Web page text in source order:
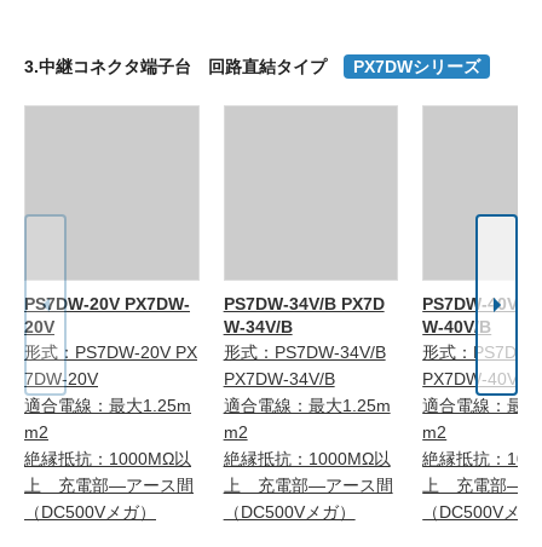
3.中継コネクタ端子台 回路直結タイプ PX7DWシリーズ
PS7DW-20V PX7DW-
20V
形式：PS7DW-20V PX
7DW-20V
適合電線：最大1.25m
m2
絶縁抵抗：1000MΩ以
上 充電部―アース間
（DC500Vメガ）
PS7DW-34V/B PX7D
W-34V/B
形式：PS7DW-34V/B
PX7DW-34V/B
適合電線：最大1.25m
m2
絶縁抵抗：1000MΩ以
上 充電部―アース間
（DC500Vメガ）
PS7DW-40V/B
W-40V/B
形式：
PX7DW-40V/B
適合電線：最
m2
絶縁抵抗：
上 充電部―ア
（DC500Vメガ